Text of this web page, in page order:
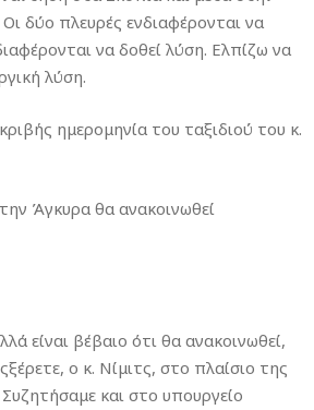
δύο πλευρές ενδιαφέρονται να
να δοθεί λύση. Ελπίζω να
λύση.
ημερομηνία του ταξιδιού του κ.
Άγκυρα θα ανακοινωθεί
είναι βέβαιο ότι θα ανακοινωθεί,
ο κ. Νίμιτς, στο πλαίσιο της
και στο υπουργείο